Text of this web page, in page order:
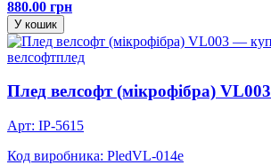
880.00 грн
У кошик
велсофтплед
Плед велсофт (мікрофібра) VL003
Арт: IP-5615
Код виробника: PledVL-014e